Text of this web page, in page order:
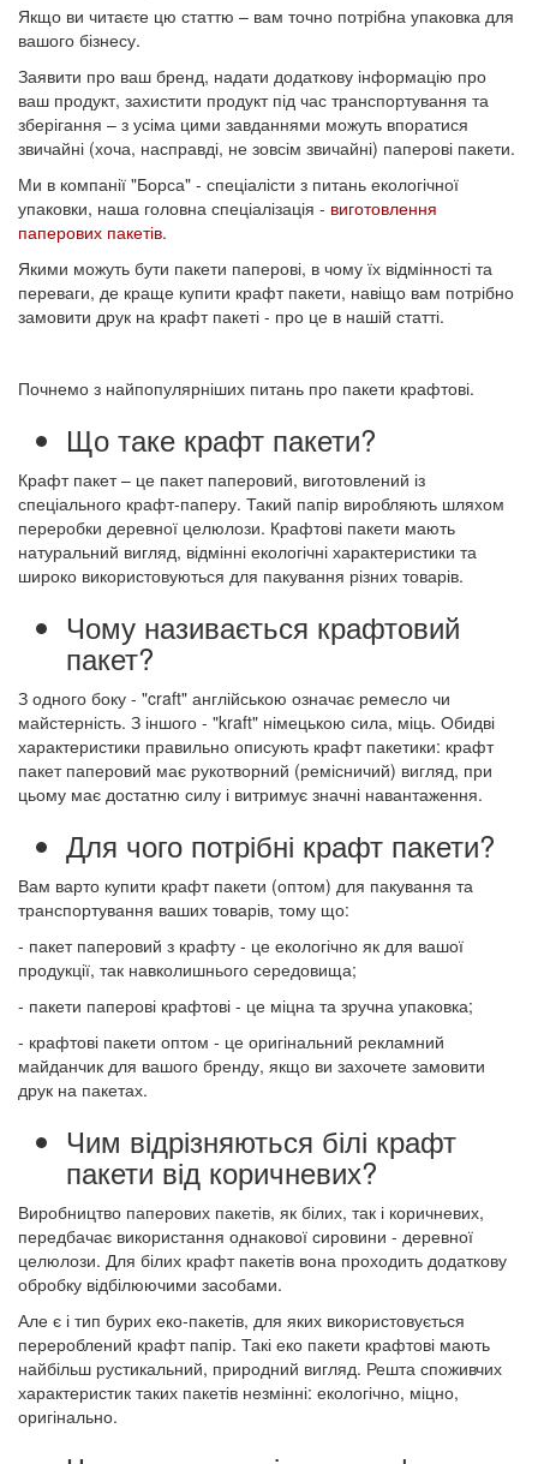
Якщо ви читаєте цю статтю – вам точно потрібна упаковка для
вашого бізнесу.
Заявити про ваш бренд, надати додаткову інформацію про
ваш продукт, захистити продукт під час транспортування та
зберігання – з усіма цими завданнями можуть впоратися
звичайні (хоча, насправді, не зовсім звичайні) паперові пакети.
Ми в компанії "Борса" - спеціалісти з питань екологічної
упаковки, наша головна спеціалізація - виготовлення
паперових пакетів.
Якими можуть бути пакети паперові, в чому їх відмінності та
переваги, де краще купити крафт пакети, навіщо вам потрібно
замовити друк на крафт пакеті - про це в нашій статті.
Почнемо з найпопулярніших питань про пакети крафтові.
Що таке крафт пакети?
Крафт пакет – це пакет паперовий, виготовлений із
спеціального крафт-паперу. Такий папір виробляють шляхом
переробки деревної целюлози. Крафтові пакети мають
натуральний вигляд, відмінні екологічні характеристики та
широко використовуються для пакування різних товарів.
Чому називається крафтовий
пакет?
З одного боку - "craft" англійською означає ремесло чи
майстерність. З іншого - "kraft" німецькою сила, міць. Обидві
характеристики правильно описують крафт пакетики: крафт
пакет паперовий має рукотворний (ремісничий) вигляд, при
цьому має достатню силу і витримує значні навантаження.
Для чого потрібні крафт пакети?
Вам варто купити крафт пакети (оптом) для пакування та
транспортування ваших товарів, тому що:
- пакет паперовий з крафту - це екологічно як для вашої
продукції, так навколишнього середовища;
- пакети паперові крафтові - це міцна та зручна упаковка;
- крафтові пакети оптом - це оригінальний рекламний
майданчик для вашого бренду, якщо ви захочете замовити
друк на пакетах.
Чим відрізняються білі крафт
пакети від коричневих?
Виробництво паперових пакетів, як білих, так і коричневих,
передбачає використання однакової сировини - деревної
целюлози. Для білих крафт пакетів вона проходить додаткову
обробку відбілюючими засобами.
Але є і тип бурих еко-пакетів, для яких використовується
перероблений крафт папір. Такі еко пакети крафтові мають
найбільш рустикальний, природний вигляд. Решта споживчих
характеристик таких пакетів незмінні: екологічно, міцно,
оригінально.